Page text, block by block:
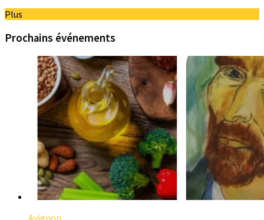
Plus
Prochains événements
Avignon